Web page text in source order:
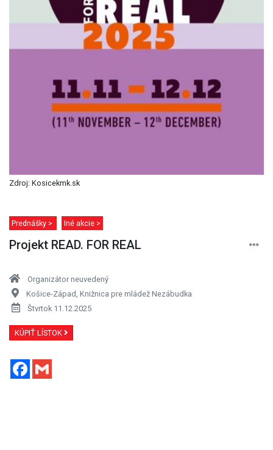
Zdroj: Kosicekmk.sk
Prednášky > Iné akcie >
Projekt READ. FOR REAL
Organizátor neuvedený
Košice-Západ, Knižnica pre mládež Nezábudka
Štvrtok 11.12.2025
KÚPIŤ LÍSTOK
Facebook